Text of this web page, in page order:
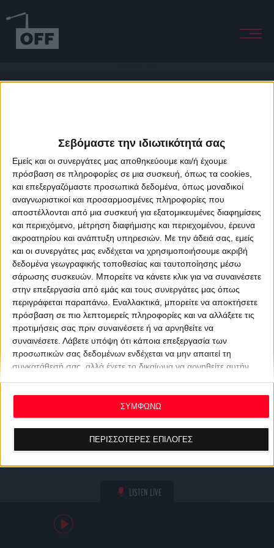
Σεβόμαστε την ιδιωτικότητά σας
Εμείς και οι συνεργάτες μας αποθηκεύουμε και/ή έχουμε
πρόσβαση σε πληροφορίες σε μια συσκευή, όπως τα cookies,
και επεξεργαζόμαστε προσωπικά δεδομένα, όπως μοναδικοί
αναγνωριστικοί και προσαρμοσμένες πληροφορίες που
αποστέλλονται από μια συσκευή για εξατομικευμένες διαφημίσεις
και περιεχόμενο, μέτρηση διαφήμισης και περιεχομένου, έρευνα
ακροατηρίου και ανάπτυξη υπηρεσιών. Με την άδειά σας, εμείς
και οι συνεργάτες μας ενδέχεται να χρησιμοποιήσουμε ακριβή
δεδομένα γεωγραφικής τοποθεσίας και ταυτοποίησης μέσω
σάρωσης συσκευών. Μπορείτε να κάνετε κλικ για να συναινέσετε
στην επεξεργασία από εμάς και τους συνεργάτες μας όπως
περιγράφεται παραπάνω. Εναλλακτικά, μπορείτε να αποκτήσετε
πρόσβαση σε πιο λεπτομερείς πληροφορίες και να αλλάξετε τις
προτιμήσεις σας πριν συναινέσετε ή να αρνηθείτε να
συναινέσετε. Λάβετε υπόψη ότι κάποια επεξεργασία των
προσωπικών σας δεδομένων ενδέχεται να μην απαιτεί τη
συγκατάθεσή σας, αλλά έχετε το δικαίωμα να αρνηθείτε αυτήν
ανακαλέσετε τη συγκατάθεσή σας ανά πάσα στιγμή
επιστρέφοντας σε αυτόν τον ιστότοπο και κάνοντας κλικ στο
κουμπί "Απορρήτου" στο κάτω μέρος της ιστοσελίδας.
ΠΕΡΙΣΣΟΤΕΡΕΣ ΕΠΙΛΟΓΕΣ
ΣΥΜΦΩΝΩ
LISTEN LIVE
About Offradio Business Class Terms & Conditions
Privacy Policy
Designed & developed byporcupine colors&Fotis Alexandrou